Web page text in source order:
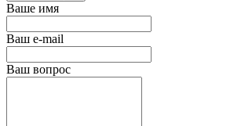
Ваше имя
Ваш e-mail
Ваш вопрос